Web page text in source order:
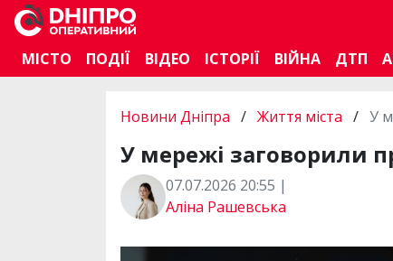
МІСТО
ПОДІЇ ВІДЕО ІСТОРІЇ ВІЙНА ДТП
Новини Дніпра / Життя міста / У
У мережі заговорили
07.07.2026 20:55 |
Аліна Рашевська